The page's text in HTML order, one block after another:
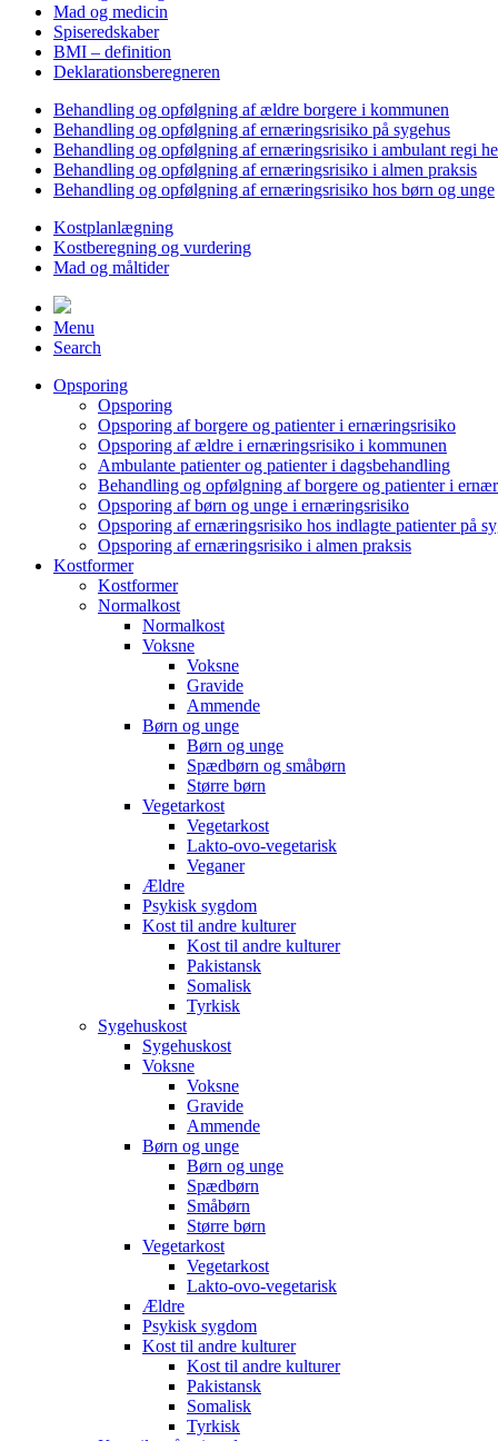
Mad og medicin
Spiseredskaber
BMI – definition
Deklarationsberegneren
Behandling og opfølgning af ældre borgere i kommunen
Behandling og opfølgning af ernæringsrisiko på sygehus
Behandling og opfølgning af ernæringsrisiko i ambulant regi
Behandling og opfølgning af ernæringsrisiko i almen praksis
Behandling og opfølgning af ernæringsrisiko hos børn og unge
Kostplanlægning
Kostberegning og vurdering
Mad og måltider
Menu
Search
Opsporing
Opsporing
Opsporing af borgere og patienter i ernæringsrisiko
Opsporing af ældre i ernæringsrisiko i kommunen
Ambulante patienter og patienter i dagsbehandling
Behandling og opfølgning af borgere og patienter i
Opsporing af børn og unge i ernæringsrisiko
Opsporing af ernæringsrisiko hos indlagte patienter på
Opsporing af ernæringsrisiko i almen praksis
Kostformer
Kostformer
Normalkost
Normalkost
Voksne
Voksne
Gravide
Ammende
Børn og unge
Børn og unge
Spædbørn og småbørn
Større børn
Vegetarkost
Vegetarkost
Lakto-ovo-vegetarisk
Veganer
Ældre
Psykisk sygdom
Kost til andre kulturer
Kost til andre kulturer
Pakistansk
Somalisk
Tyrkisk
Sygehuskost
Sygehuskost
Voksne
Voksne
Gravide
Ammende
Børn og unge
Børn og unge
Spædbørn
Småbørn
Større børn
Vegetarkost
Vegetarkost
Lakto-ovo-vegetarisk
Ældre
Psykisk sygdom
Kost til andre kulturer
Kost til andre kulturer
Pakistansk
Somalisk
Tyrkisk